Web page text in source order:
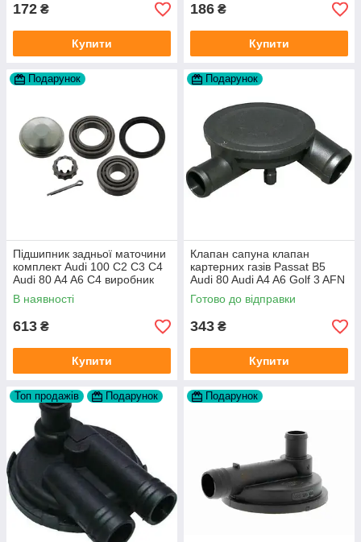
172 ₴
Купити
186 ₴
Купити
Подарунок
Підшипник задньої маточини
комплект Audi 100 C2 C3 C4
Audi 80 A4 A6 C4 виробник
FAG
В наявності
613 ₴
Купити
Подарунок
Клапан сапуна клапан
картерних газів Passat B5
Audi 80 Audi A4 A6 Golf 3 AFN
1Y AAZ 1Z AFF AEY AAZ AHB
AHU
Готово до відправки
343 ₴
Купити
Топ продажів Подарунок Подарунок